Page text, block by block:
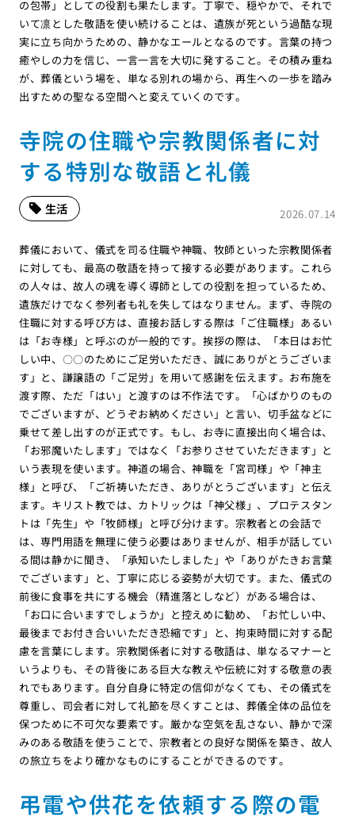
の包帯」としての役割も果たします。丁寧で、穏やかで、それで
いて凛とした敬語を使い続けることは、遺族が死という過酷な現
実に立ち向かうための、静かなエールとなるのです。言葉の持つ
癒やしの力を信じ、一言一言を大切に発すること。その積み重ね
が、葬儀という場を、単なる別れの場から、再生への一歩を踏み
出すための聖なる空間へと変えていくのです。
寺院の住職や宗教関係者に対
する特別な敬語と礼儀
2026.07.14
生活
葬儀において、儀式を司る住職や神職、牧師といった宗教関係者
に対しても、最高の敬語を持って接する必要があります。これら
の人々は、故人の魂を導く導師としての役割を担っているため、
遺族だけでなく参列者も礼を失してはなりません。まず、寺院の
住職に対する呼び方は、直接お話しする際は「ご住職様」あるい
は「お寺様」と呼ぶのが一般的です。挨拶の際は、「本日はお忙
しい中、〇〇のためにご足労いただき、誠にありがとうございま
す」と、謙譲語の「ご足労」を用いて感謝を伝えます。お布施を
渡す際、ただ「はい」と渡すのは不作法です。「心ばかりのもの
でございますが、どうぞお納めください」と言い、切手盆などに
乗せて差し出すのが正式です。もし、お寺に直接出向く場合は、
「お邪魔いたします」ではなく「お参りさせていただきます」と
いう表現を使います。神道の場合、神職を「宮司様」や「神主
様」と呼び、「ご祈祷いただき、ありがとうございます」と伝え
ます。キリスト教では、カトリックは「神父様」、プロテスタン
トは「先生」や「牧師様」と呼び分けます。宗教者との会話で
は、専門用語を無理に使う必要はありませんが、相手が話してい
る間は静かに聞き、「承知いたしました」や「ありがたきお言葉
でございます」と、丁寧に応じる姿勢が大切です。また、儀式の
前後に食事を共にする機会（精進落としなど）がある場合は、
「お口に合いますでしょうか」と控えめに勧め、「お忙しい中、
最後までお付き合いいただき恐縮です」と、拘束時間に対する配
慮を言葉にします。宗教関係者に対する敬語は、単なるマナーと
いうよりも、その背後にある巨大な教えや伝統に対する敬意の表
れでもあります。自分自身に特定の信仰がなくても、その儀式を
尊重し、司会者に対して礼節を尽くすことは、葬儀全体の品位を
保つために不可欠な要素です。厳かな空気を乱さない、静かで深
みのある敬語を使うことで、宗教者との良好な関係を築き、故人
の旅立ちをより確かなものにすることができるのです。
弔電や供花を依頼する際の電